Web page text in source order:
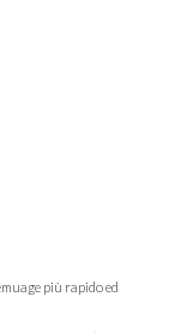
più rapido ed